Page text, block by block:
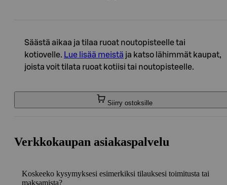
Säästä aikaa ja tilaa ruoat noutopisteelle tai
kotiovelle. Lue lisää meistä ja katso lähimmät kaupat,
joista voit tilata ruoat kotiisi tai noutopisteelle.
Siirry ostoksille
Verkkokaupan asiakaspalvelu
Koskeeko kysymyksesi esimerkiksi tilauksesi toimitusta tai
maksamista?